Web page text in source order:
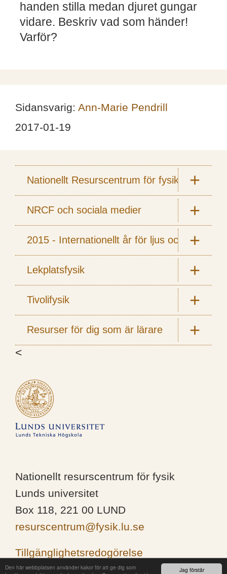
Jag förstår
Den här webbplatsen använder kakor för att ge dig som
handen stilla medan djuret gungar
vidare. Beskriv vad som händer!
Varför?
Sidansvarig: Ann-Marie Pendrill
2017-01-19
Nationellt Resurscentrum för fysik
NRCF och sociala medier
2015 - Internationellt år för ljus och
Lekplatsfysik
Tivolifysik
Resurser för dig som är lärare
<
Nationellt resurscentrum för fysik
Lunds universitet
Box 118, 221 00 LUND
resurscentrum@fysik.lu.se
Tillgänglighetsredogörelse